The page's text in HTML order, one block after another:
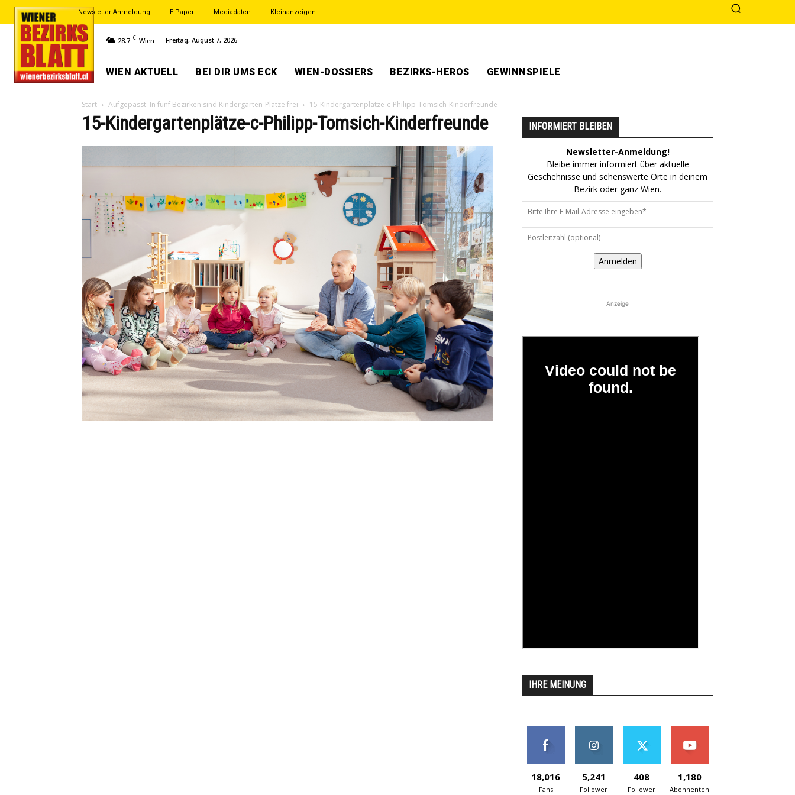
Newsletter-Anmeldung E-Paper Mediadaten Kleinanzeigen
28.7 C Wien Freitag, August 7, 2026
WIEN AKTUELL BEI DIR UMS ECK WIEN-DOSSIERS BEZIRKS-HEROS GEWINNSPIELE
Start Aufgepasst: In fünf Bezirken sind Kindergarten-Plätze frei 15-Kindergartenplätze-c-Philipp-Tomsich-Kinderfreunde
15-Kindergartenplätze-c-Philipp-Tomsich-Kinderfreunde INFORMIERT BLEIBEN
Newsletter-Anmeldung!
Bleibe immer informiert über aktuelle
Geschehnisse und sehenswerte Orte in deinem
Bezirk oder ganz Wien.
Anmelden
Anzeige
IHRE MEINUNG
18,016
Fans
5,241
Follower
408
Follower
1,180
Abonnenten